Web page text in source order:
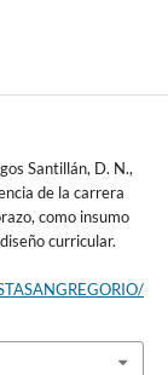
Santillán, D. N.,
de la carrera
como insumo
curricular.